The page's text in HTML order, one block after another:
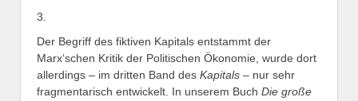
3.
Der Begriff des fiktiven Kapitals entstammt der
Marx‘schen Kritik der Politischen Ökonomie, wurde dort
allerdings – im dritten Band des Kapitals – nur sehr
fragmentarisch entwickelt. In unserem Buch Die große